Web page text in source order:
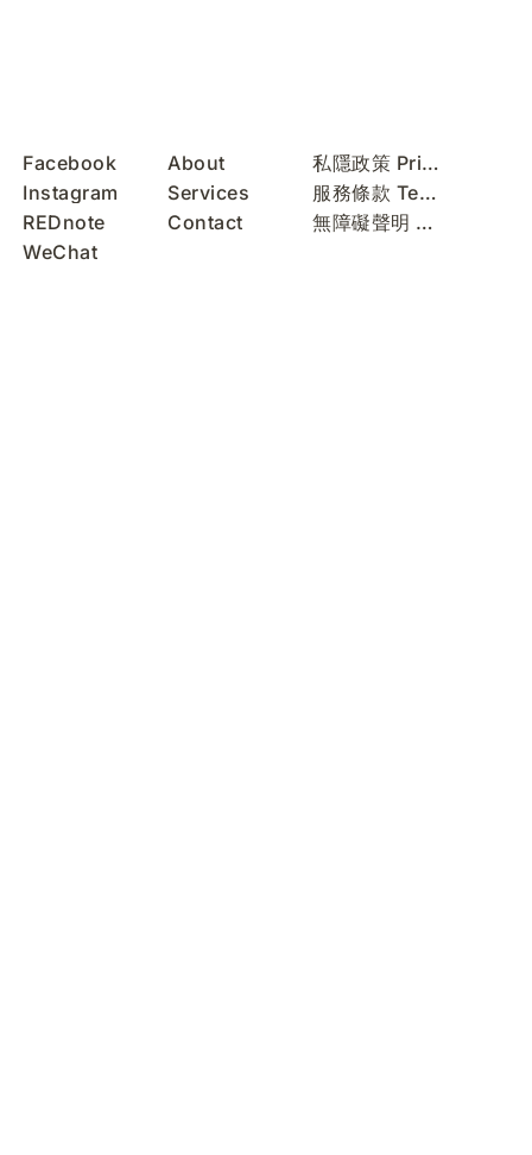
Facebook
Instagram
REDnote
WeChat
About
Services
Contact
私隱政策 Privacy Policy
服務條款 Terms of Use
無障礙聲明 Accessibility Statement